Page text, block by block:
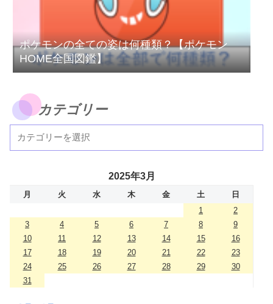
ポケモンの全ての姿は何種類？【ポケモン
HOME全国図鑑】
カテゴリー
2025年3月
月 火 水 木 金 土
日
1
2
3
4 5 6 7 8
9
10
11 12 13 14 15
16
17
18 19 20 21 22
23
24
25 26 27 28 29
30
31